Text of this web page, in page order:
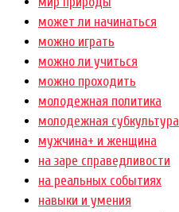
может ли начинаться
можно играть
можно ли учиться
можно проходить
молодежная политика
молодежная субкультура
мужчина+ и женщина
на заре справедливости
на реальных событиях
навыки и умения